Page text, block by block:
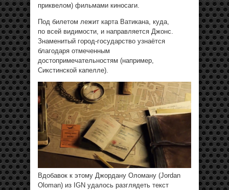
приквелом) фильмами киносаги.
Под билетом лежит карта Ватикана, куда,
по всей видимости, и направляется Джонс.
Знаменитый город-государство узнаётся
благодаря отмеченным
достопримечательностям (например,
Сикстинской капелле).
Вдобавок к этому Джордану Оломану (Jordan
Oloman) из IGN удалось разглядеть текст